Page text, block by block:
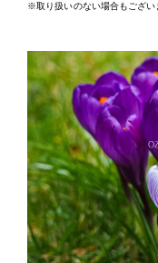
※取り扱いのない場合もござい